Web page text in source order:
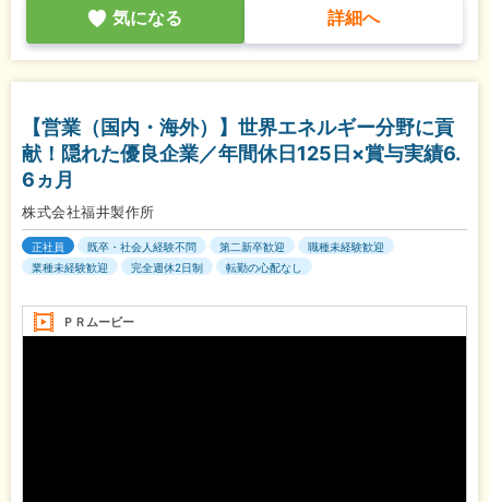
気になる 詳細へ
【営業（国内・海外）】世界エネルギー分野に貢
献！隠れた優良企業／年間休日125日×賞与実績6.
6ヵ月
株式会社福井製作所
正社員 既卒・社会人経験不問 第二新卒歓迎
職種未経験歓迎
業種未経験歓迎
完全週休2日制 転勤の心配なし
ＰＲムービー